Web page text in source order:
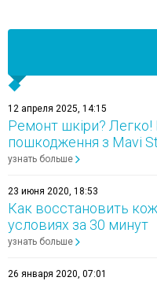
12 апреля 2025, 14:15
Ремонт шкіри? Легко!
пошкодження з Mavi
узнать больше
23 июня 2020, 18:53
Как восстановить
условиях за 30 минут
узнать больше
26 января 2020, 07:01